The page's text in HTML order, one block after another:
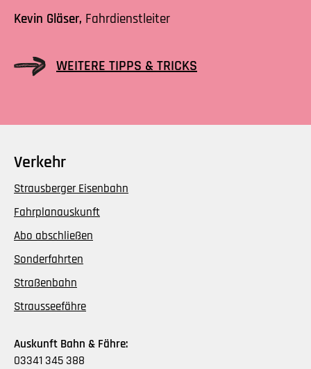
Kevin Gläser, Fahrdienstleiter
WEITERE TIPPS & TRICKS
Verkehr
Strausberger Eisenbahn
Fahrplanauskunft
Abo abschließen
Sonderfahrten
Straßenbahn
Strausseefähre
Auskunft Bahn & Fähre:
03341 345 388